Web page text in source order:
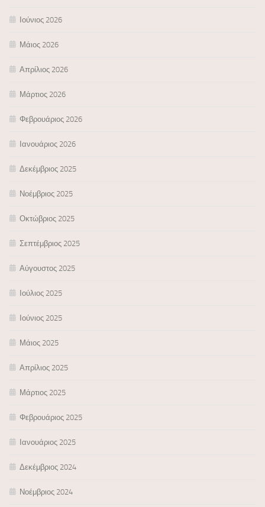
Ιούνιος 2026
Μάιος 2026
Απρίλιος 2026
Μάρτιος 2026
Φεβρουάριος 2026
Ιανουάριος 2026
Δεκέμβριος 2025
Νοέμβριος 2025
Οκτώβριος 2025
Σεπτέμβριος 2025
Αύγουστος 2025
Ιούλιος 2025
Ιούνιος 2025
Μάιος 2025
Απρίλιος 2025
Μάρτιος 2025
Φεβρουάριος 2025
Ιανουάριος 2025
Δεκέμβριος 2024
Νοέμβριος 2024